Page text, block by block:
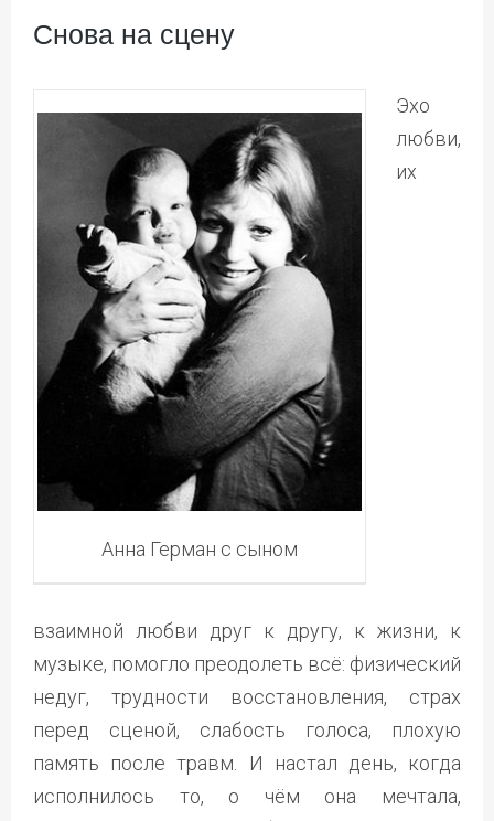
Снова на сцену
Анна Герман с сыном
Эхо
любви,
их
взаимной любви друг к другу, к жизни, к
музыке, помогло преодолеть всё: физический
недуг, трудности восстановления, страх
перед сценой, слабость голоса, плохую
память после травм. И настал день, когда
исполнилось то, о чём она мечтала,